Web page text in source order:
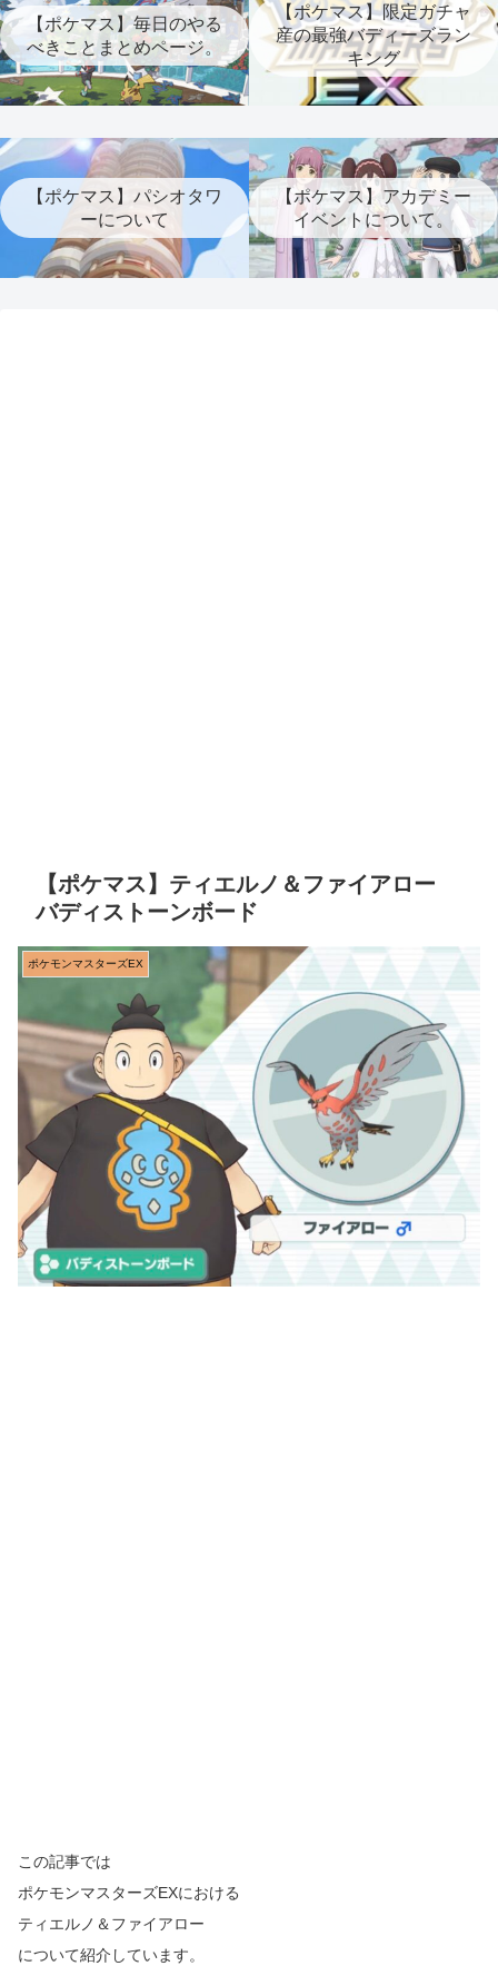
【ポケマス】毎日のやる
べきことまとめページ。
【ポケマス】限定ガチャ
産の最強バディーズラン
キング
【ポケマス】パシオタワ
ーについて
【ポケマス】アカデミー
イベントについて。
【ポケマス】ティエルノ＆ファイアロー
バディストーンボード
ポケモンマスターズEX
この記事では
ポケモンマスターズEXにおける
ティエルノ＆ファイアロー
について紹介しています。